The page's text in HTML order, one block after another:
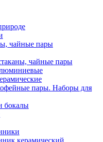
чайные пары
чайные пары
пары. Наборы для
бокалы
керамический